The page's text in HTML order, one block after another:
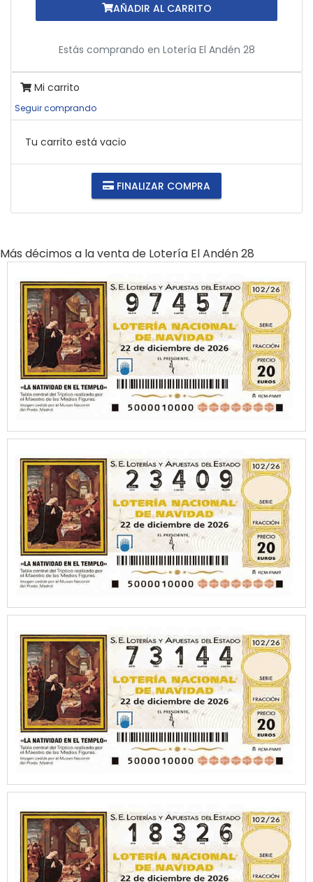
AÑADIR AL CARRITO
Estás comprando en Lotería El Andén 28
Mi carrito
Seguir comprando
Tu carrito está vacio
FINALIZAR COMPRA
Más décimos a la venta de Lotería El Andén 28